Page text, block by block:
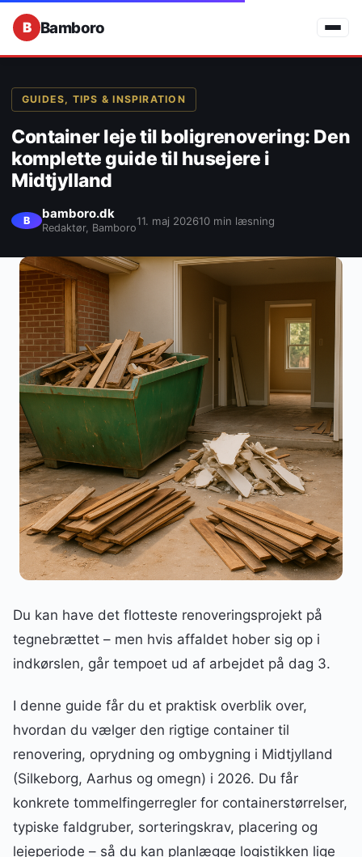
Bamboro
GUIDES, TIPS & INSPIRATION
Container leje til boligrenovering: Den
komplette guide til husejere i
Midtjylland
B bamboro.dk
Redaktør, Bamboro
11. maj 202610 min læsning
Du kan have det flotteste renoveringsprojekt på
tegnebrættet – men hvis affaldet hober sig op i
indkørslen, går tempoet ud af arbejdet på dag 3.
I denne guide får du et praktisk overblik over,
hvordan du vælger den rigtige container til
renovering, oprydning og ombygning i Midtjylland
(Silkeborg, Aarhus og omegn) i 2026. Du får
konkrete tommelfingerregler for containerstørrelser,
typiske faldgruber, sorteringskrav, placering og
lejeperiode – så du kan planlægge logistikken lige